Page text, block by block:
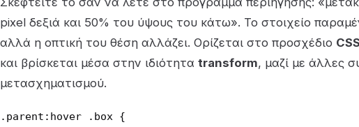
pixel δεξιά και 50% του ύψους του κάτω». Το στοιχείο
αλλά η οπτική του θέση αλλάζει. Ορίζεται στο προσχέδιο
και βρίσκεται μέσα στην ιδιότητα transform, μαζί με άλλες
μετασχηματισμού.
.parent:hover .box {